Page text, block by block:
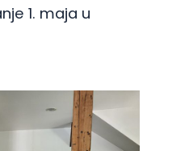
1. maja u